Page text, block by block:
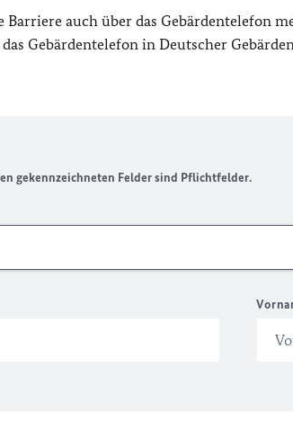
Barriere auch über das Gebärdentelefon
das Gebärdentelefon in Deutscher
gekennzeichneten Felder sind Pflichtfelder.